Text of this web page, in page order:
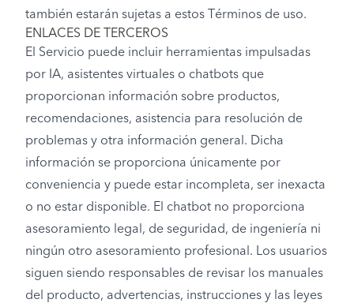
también estarán sujetas a estos Términos de uso.
ENLACES DE TERCEROS
El Servicio puede incluir herramientas impulsadas
por IA, asistentes virtuales o chatbots que
proporcionan información sobre productos,
recomendaciones, asistencia para resolución de
problemas y otra información general. Dicha
información se proporciona únicamente por
conveniencia y puede estar incompleta, ser inexacta
o no estar disponible. El chatbot no proporciona
asesoramiento legal, de seguridad, de ingeniería ni
ningún otro asesoramiento profesional. Los usuarios
siguen siendo responsables de revisar los manuales
del producto, advertencias, instrucciones y las leyes